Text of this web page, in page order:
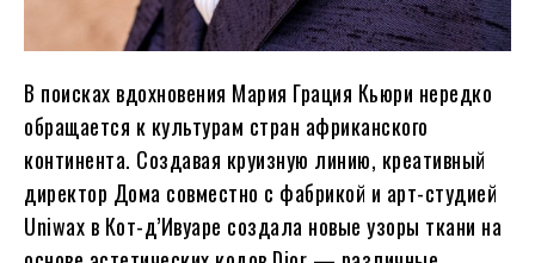
В поисках вдохновения Мария Грация Кьюри нередко
обращается к культурам стран африканского
континента. Создавая круизную линию, креативный
директор Дома совместно с фабрикой и арт-студией
Uniwax в Кот-д’Ивуаре создала новые узоры ткани на